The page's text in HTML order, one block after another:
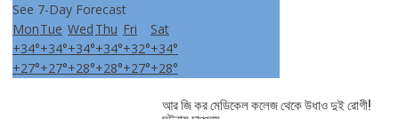
See 7-Day Forecast
MonTue Wed Thu Fri
Sat
+34°+34°+34°+34°+32°+34°
+27°+27°+28°+28°+27°+28°
আর জি কর মেডিকেল কলেজ থেকে উধাও দুই রোগী!